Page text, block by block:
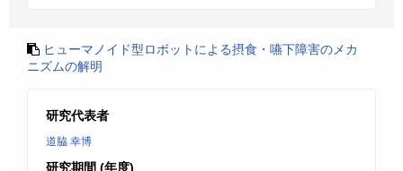
ヒューマノイド型ロボットによる摂食・嚥下障害のメカ
ニズムの解明
研究代表者
道脇 幸博
研究期間 (年度)